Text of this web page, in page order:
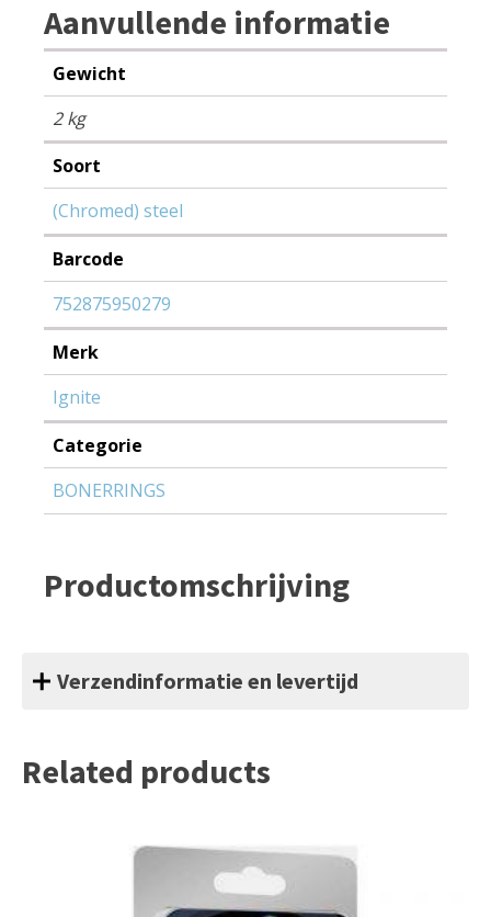
Aanvullende informatie
Gewicht
2 kg
Soort
(Chromed) steel
Barcode
752875950279
Merk
Ignite
Categorie
BONERRINGS
Productomschrijving
Verzendinformatie en levertijd
Related products